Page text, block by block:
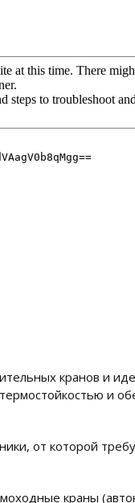
кранов и
и
от которой
краны